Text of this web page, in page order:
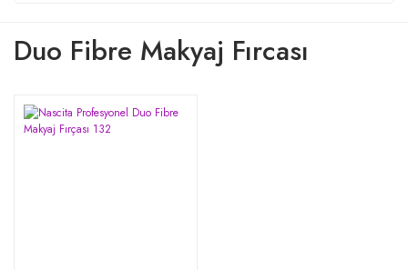
Duo Fibre Makyaj Fırcası